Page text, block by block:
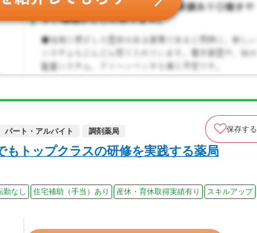
パート・アルバイト 調剤薬局 保存する
トップクラスの研修を実践する薬局
勤なし 住宅補助（手当）あり 産休・育休取得実績有り
スキルアップ